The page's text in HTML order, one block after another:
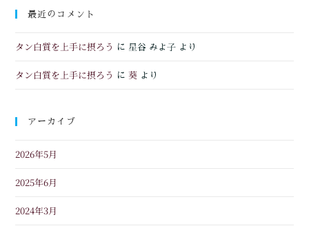
最近のコメント
タン白質を上手に摂ろう に 星谷 みよ子 より
タン白質を上手に摂ろう に葵 より
アーカイブ
2026年5月
2025年6月
2024年3月